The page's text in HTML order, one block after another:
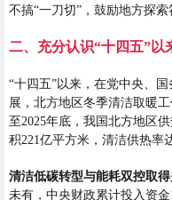
不搞“一刀切”，鼓励地方探
二、充分认识“十四五”以
“十四五”以来，在党中央、
展，北方地区冬季清洁取暖
至2025年底，我国北方地区
积221亿平方米，清洁供热率
清洁低碳转型与能耗双控取得
未有，中央财政累计投入资